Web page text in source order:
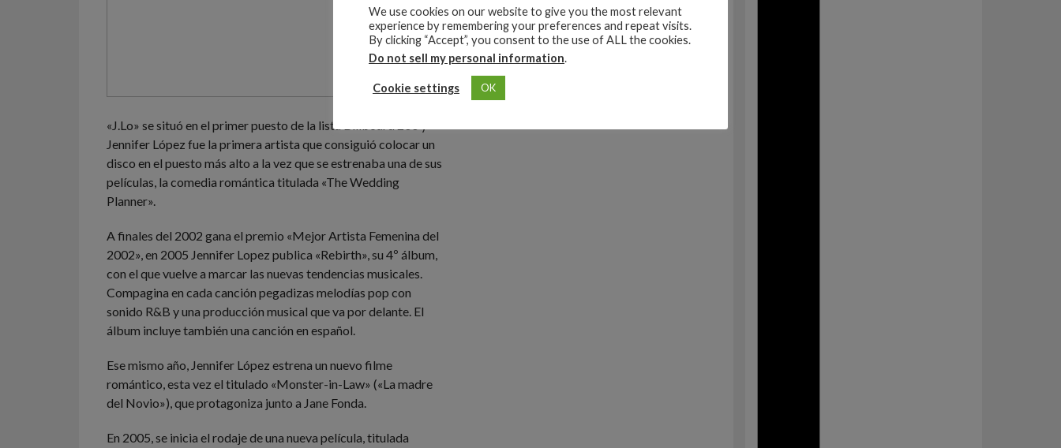
«J.Lo» se situó en el primer puesto de la lista Billboard 200 y
Jennifer López fue la primera artista que consiguió colocar un
disco en el puesto más alto a la vez que se estrenaba una de sus
películas, la comedia romántica titulada «The Wedding
Planner».
A finales del 2002 gana el premio «Mejor Artista Femenina del
2002», en 2005 Jennifer Lopez publica «Rebirth», su 4º álbum,
con el que vuelve a marcar las nuevas tendencias musicales.
Compagina en cada canción pegadizas melodías pop con
sonido R&B y una producción musical que va por delante. El
álbum incluye también una canción en español.
Ese mismo año, Jennifer López estrena un nuevo filme
romántico, esta vez el titulado «Monster-in-Law» («La madre
del Novio»), que protagoniza junto a Jane Fonda.
En 2005, se inicia el rodaje de una nueva película, titulada
We use cookies on our website to give you the most relevant
experience by remembering your preferences and repeat visits.
By clicking “Accept”, you consent to the use of ALL the cookies.
Do not sell my personal information.
Cookie settings OK